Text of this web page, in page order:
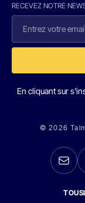
RECEVEZ NOTRE
En cliquant sur
© 2026